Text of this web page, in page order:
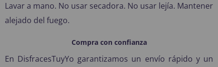
Lavar a mano. No usar secadora. No usar lejía. Mantener
alejado del fuego.
Compra con confianza
En DisfracesTuyYo garantizamos un envío rápido y un